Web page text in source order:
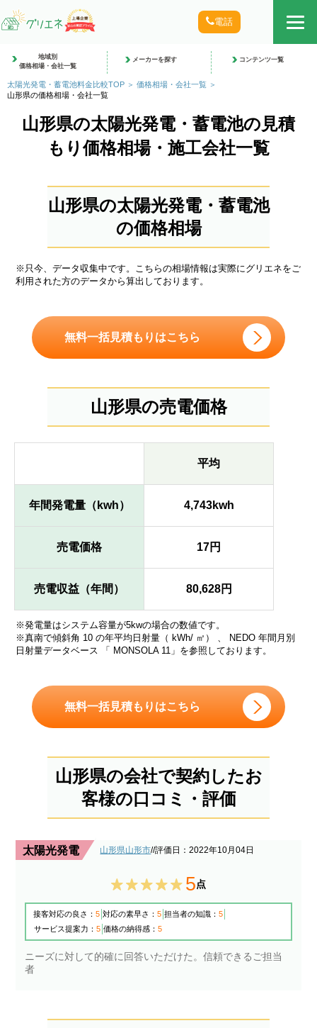
電話
地域別
価格相場・会社一覧
メーカーを探す コンテンツ一覧
太陽光発電・蓄電池料金比較TOP
価格相場・会社一覧
山形県の価格相場・会社一覧
山形県の太陽光発電・蓄電池の見積
もり価格相場・施工会社一覧
山形県の太陽光発電・蓄電池
の価格相場
※只今、データ収集中です。こちらの相場情報は実際にグリエネをご
利用された方のデータから算出しております。
無料一括見積もりはこちら
山形県の売電価格
平均
年間発電量（kwh） 4,743kwh
売電価格 17円
売電収益（年間） 80,628円
※発電量はシステム容量が5kwの場合の数値です。
※真南で傾斜角 10 の年平均日射量（ kWh/ ㎡） 、 NEDO 年間月別
日射量データベース 「 MONSOLA 11」を参照しております。
無料一括見積もりはこちら
山形県の会社で契約したお
客様の口コミ・評価
太陽光発電 山形県山形市//評価日：2022年10月04日
5点
接客対応の良さ：5 対応の素早さ：5 担当者の知識：5
サービス提案力：5 価格の納得感：5
ニーズに対して的確に回答いただけた。信頼できるご担当
者